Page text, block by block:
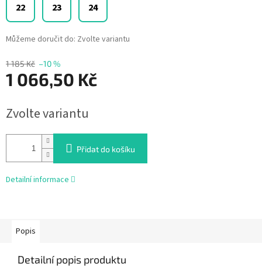
1 185 Kč –10 %
1 066,50 Kč
cena:
Zvolte variantu
22 23 24
Můžeme doručit do: Zvolte variantu
Přidat do košíku
Detailní informace
Popis
Detailní popis produktu